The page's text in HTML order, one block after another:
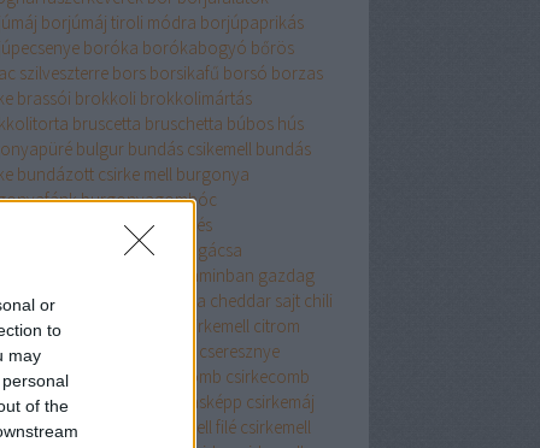
or
to
may
of the
borjúmáj tiroli módra borjúpaprikás
boróka borókabogyó bőrös
szilveszterre bors borsikafű borsó borzas
brassói brokkoli brokkolimártás
bruscetta bruschetta búbos hús
bulgur bundás csikemell bundás
bundázott csirke mell burgonya
burgonyagombóc
burgonyakerités
burgonyapogácsa
B vitaminban gazdag
bors
cézár saláta cheddar sajt chili
paprika
cirkemell citrom
cseresznye
süti
csirkecomb csirkecomb
csirkeleves másképp csirkemáj
csirkemellfilé csirkemell filé csirkemell